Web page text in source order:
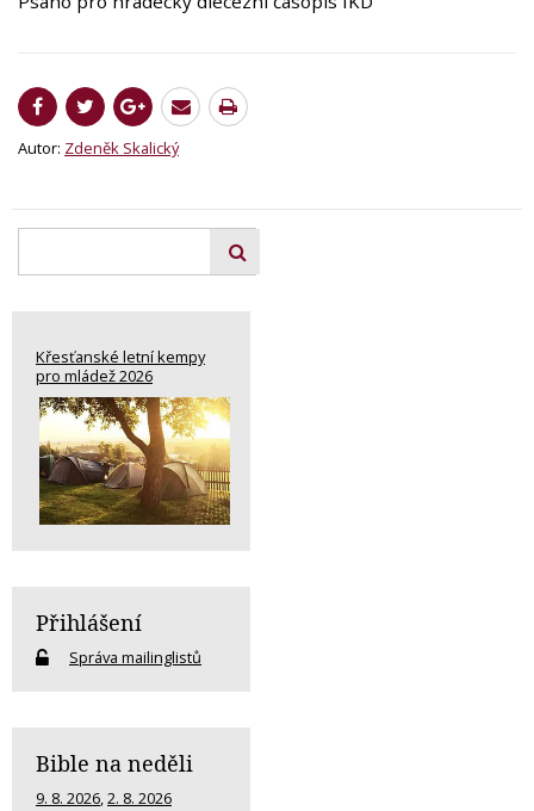
Autor: Zdeněk Skalický
Křesťanské letní kempy
pro mládež 2026
Přihlášení
Správa mailinglistů
Bible na neděli
9. 8. 2026,2. 8. 2026